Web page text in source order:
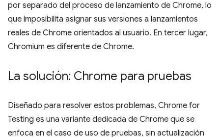
por separado del proceso de lanzamiento de Chrome, lo
que imposibilita asignar sus versiones a lanzamientos
reales de Chrome orientados al usuario. En tercer lugar,
Chromium es diferente de Chrome.
La solución: Chrome para pruebas
Diseñado para resolver estos problemas, Chrome for
Testing es una variante dedicada de Chrome que se
enfoca en el caso de uso de pruebas, sin actualización